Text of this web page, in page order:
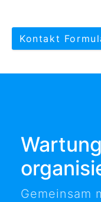
Kontakt
Gemeinsam